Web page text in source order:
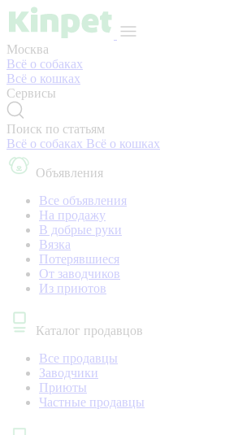
Москва
Всё о собаках
Всё о кошках
Сервисы
Поиск по статьям
Всё о собаках Всё о кошках
Объявления
Все объявления
На продажу
В добрые руки
Вязка
Потерявшиеся
От заводчиков
Из приютов
Каталог продавцов
Все продавцы
Заводчики
Приюты
Частные продавцы